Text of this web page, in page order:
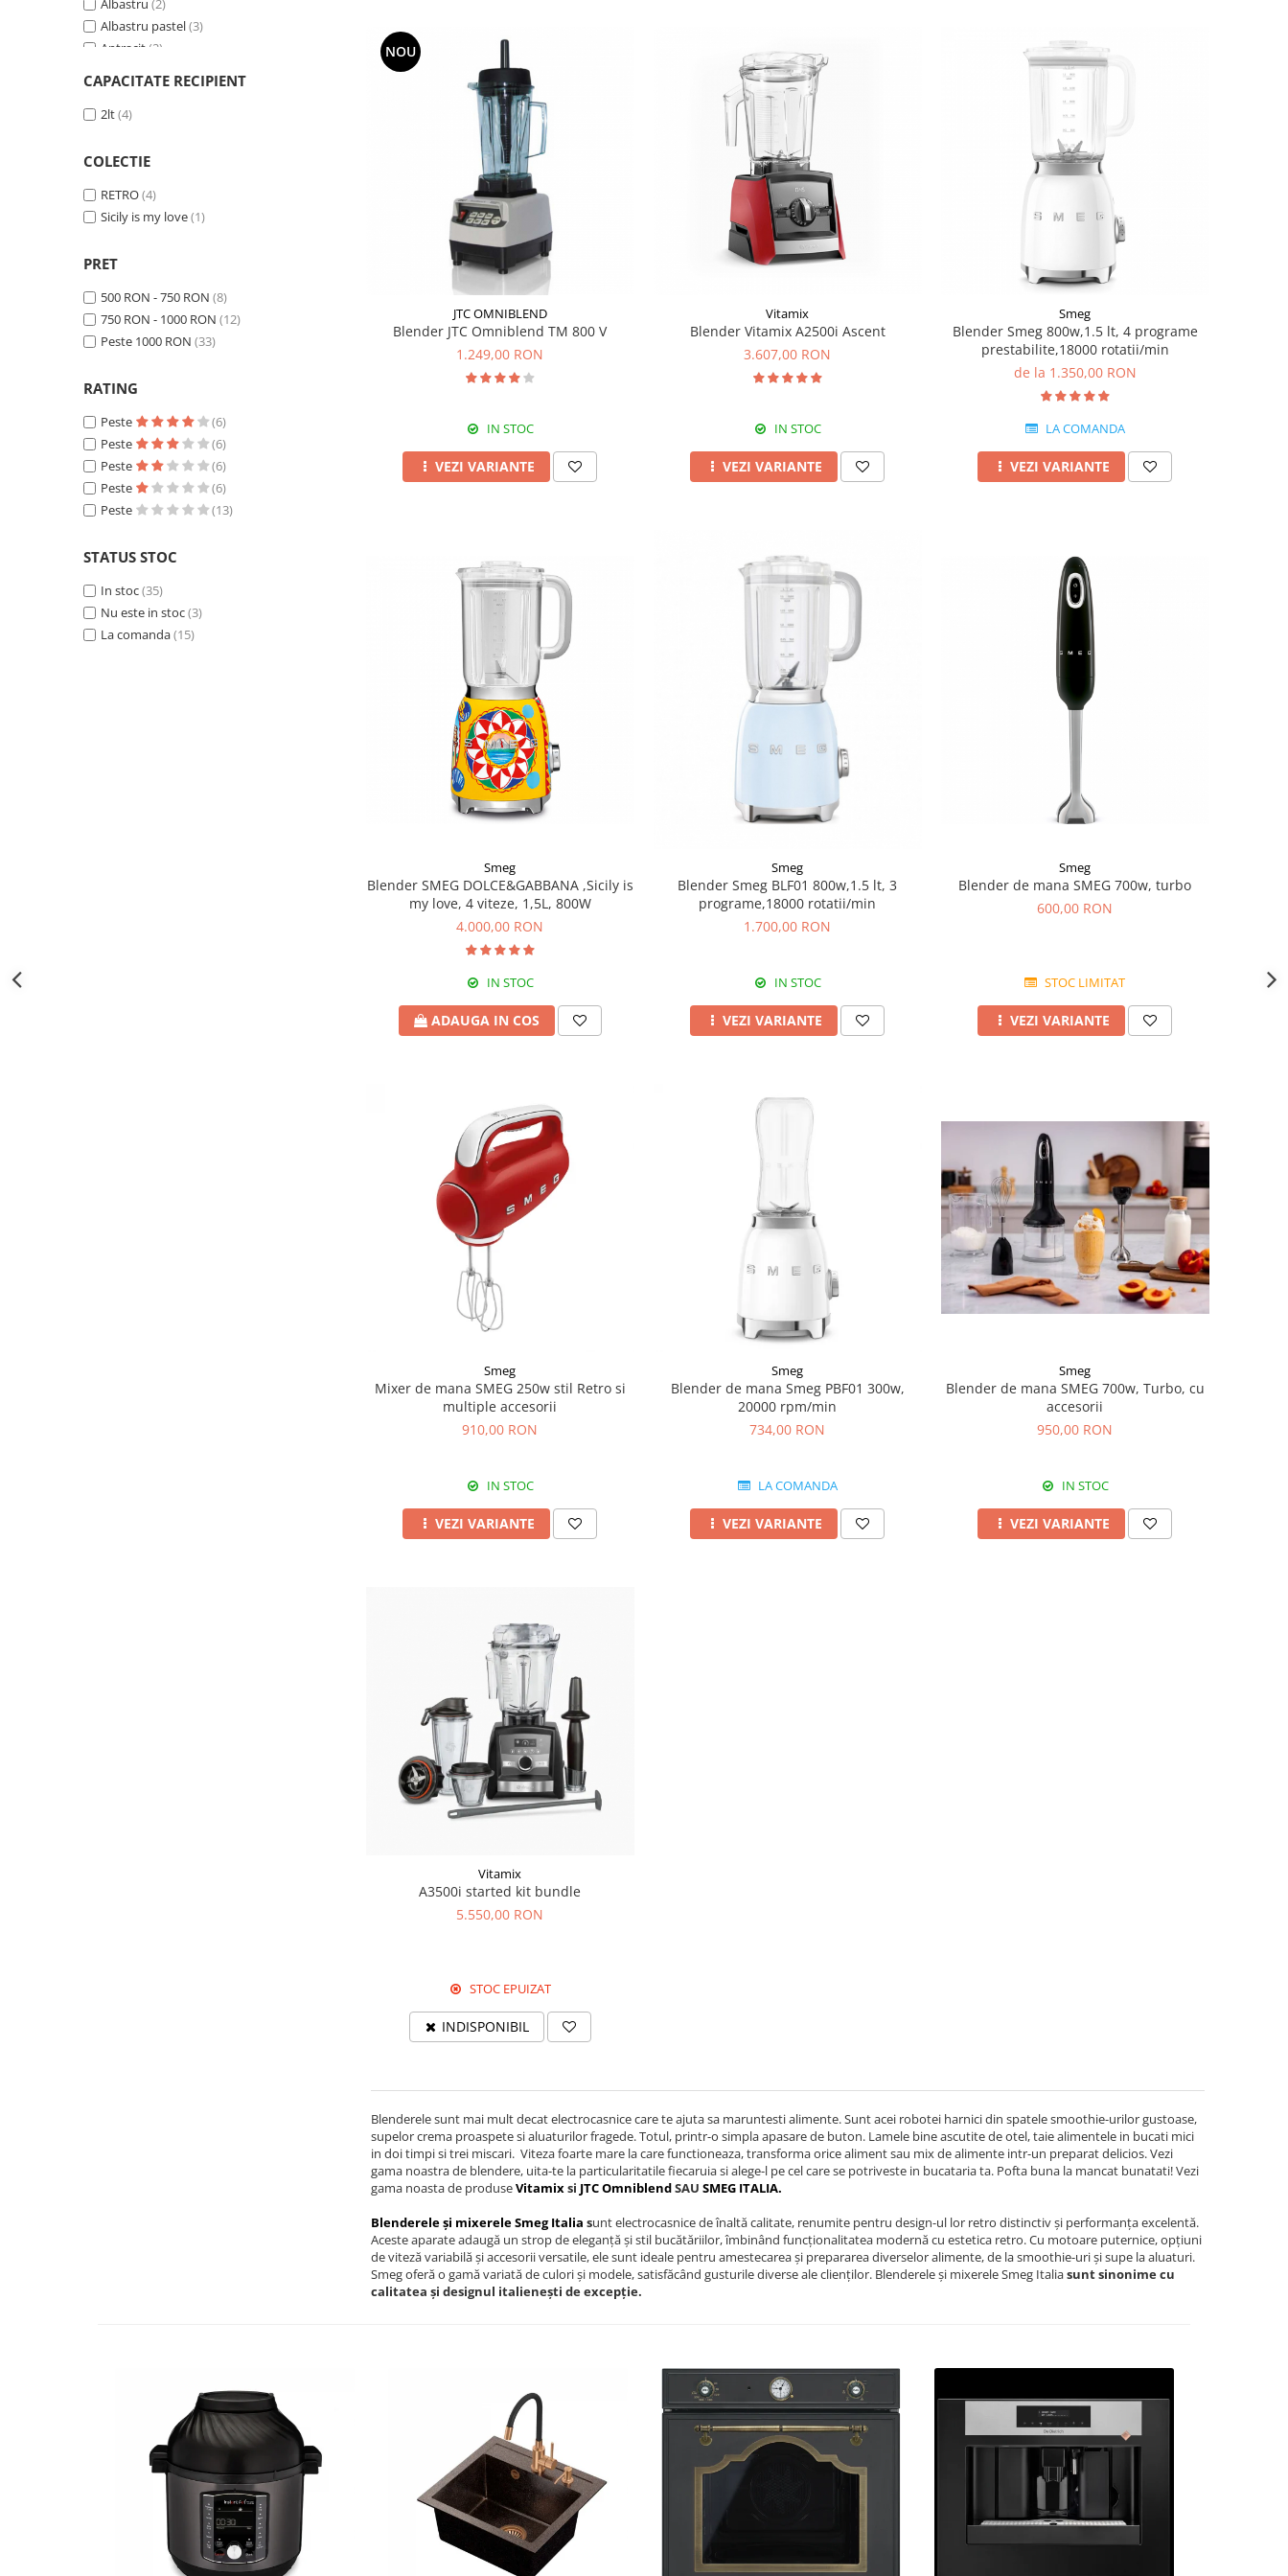
Albastru (2)
Albastru pastel(3)
Antracit (2)
Gri(2)
Negru(10)
Roz(2)
Verde(2)
pastel
CAPACITATE RECIPIENT
2lt(4)
COLECTIE
RETRO(4)
Sicily is my love(1)
PRET
500 RON - 750 RON (8)
750 RON - 1000 RON (12)
Peste 1000 RON (33)
RATING
Peste
(6)
Peste
(6)
Peste
(6)
Peste
(6)
Peste
(13)
STATUS STOC
In stoc(35)
Nu este in stoc(3)
La comanda(15)
NOU
JTC OMNIBLEND
Blender JTC Omniblend TM 800 V
1.249,00 RON
IN STOC
VEZI VARIANTE
Vitamix
Blender Vitamix A2500i Ascent
3.607,00 RON
IN STOC
VEZI VARIANTE
Smeg
Blender Smeg 800w,1.5 lt, 4 programe
prestabilite,18000 rotatii/min
de la 1.350,00 RON
LA COMANDA
VEZI VARIANTE
Smeg
Blender SMEG DOLCE&GABBANA ,Sicily is
my love, 4 viteze, 1,5L, 800W
4.000,00 RON
IN STOC
ADAUGA IN COS
Smeg
Blender Smeg BLF01 800w,1.5 lt, 3
programe,18000 rotatii/min
1.700,00 RON
IN STOC
VEZI VARIANTE
Smeg
Blender de mana SMEG 700w, turbo
600,00 RON
STOC LIMITAT
VEZI VARIANTE
Smeg
Mixer de mana SMEG 250w stil Retro si
multiple accesorii
910,00 RON
IN STOC
VEZI VARIANTE
Smeg
Blender de mana Smeg PBF01 300w,
20000 rpm/min
734,00 RON
LA COMANDA
VEZI VARIANTE
Smeg
Blender de mana SMEG 700w, Turbo, cu
accesorii
950,00 RON
IN STOC
VEZI VARIANTE
Vitamix
A3500i started kit bundle
5.550,00 RON
STOC EPUIZAT
INDISPONIBIL
Blenderele sunt mai mult decat electrocasnice care te ajuta sa maruntesti alimente. Sunt acei robotei harnici din spatele smoothie-urilor gustoase,
supelor crema proaspete si aluaturilor fragede. Totul, printr-o simpla apasare de buton. Lamele bine ascutite de otel, taie alimentele in bucati mici
in doi timpi si trei miscari. Viteza foarte mare la care functioneaza, transforma orice aliment sau mix de alimente intr-un preparat delicios. Vezi
gama noastra de blendere, uita-te la particularitatile fiecaruia si alege-l pe cel care se potriveste in bucataria ta. Pofta buna la mancat bunatati! Vezi
gama noasta de produseVitamixsi JTC OmniblendSAU SMEG ITALIA.
Blenderele și mixerele Smeg Italia sunt electrocasnice de înaltă calitate, renumite pentru design-ul lor retro distinctiv și performanța excelentă.
Aceste aparate adaugă un strop de eleganță și stil bucătăriilor, îmbinând funcționalitatea modernă cu estetica retro. Cu motoare puternice, opțiuni
de viteză variabilă și accesorii versatile, ele sunt ideale pentru amestecarea și prepararea diverselor alimente, de la smoothie-uri și supe la aluaturi.
Smeg oferă o gamă variată de culori și modele, satisfăcând gusturile diverse ale clienților. Blenderele și mixerele Smeg Italiasunt sinonime cu
calitatea și designul italienești de excepție.